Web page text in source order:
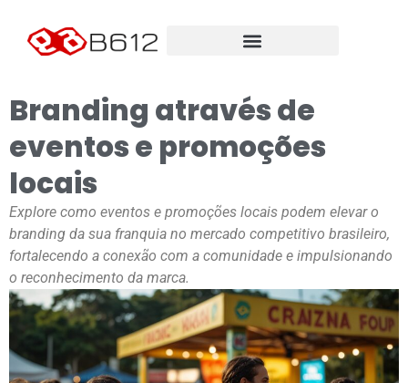
Branding através de
eventos e promoções
locais
Explore como eventos e promoções locais podem elevar o
branding da sua franquia no mercado competitivo brasileiro,
fortalecendo a conexão com a comunidade e impulsionando
o reconhecimento da marca.